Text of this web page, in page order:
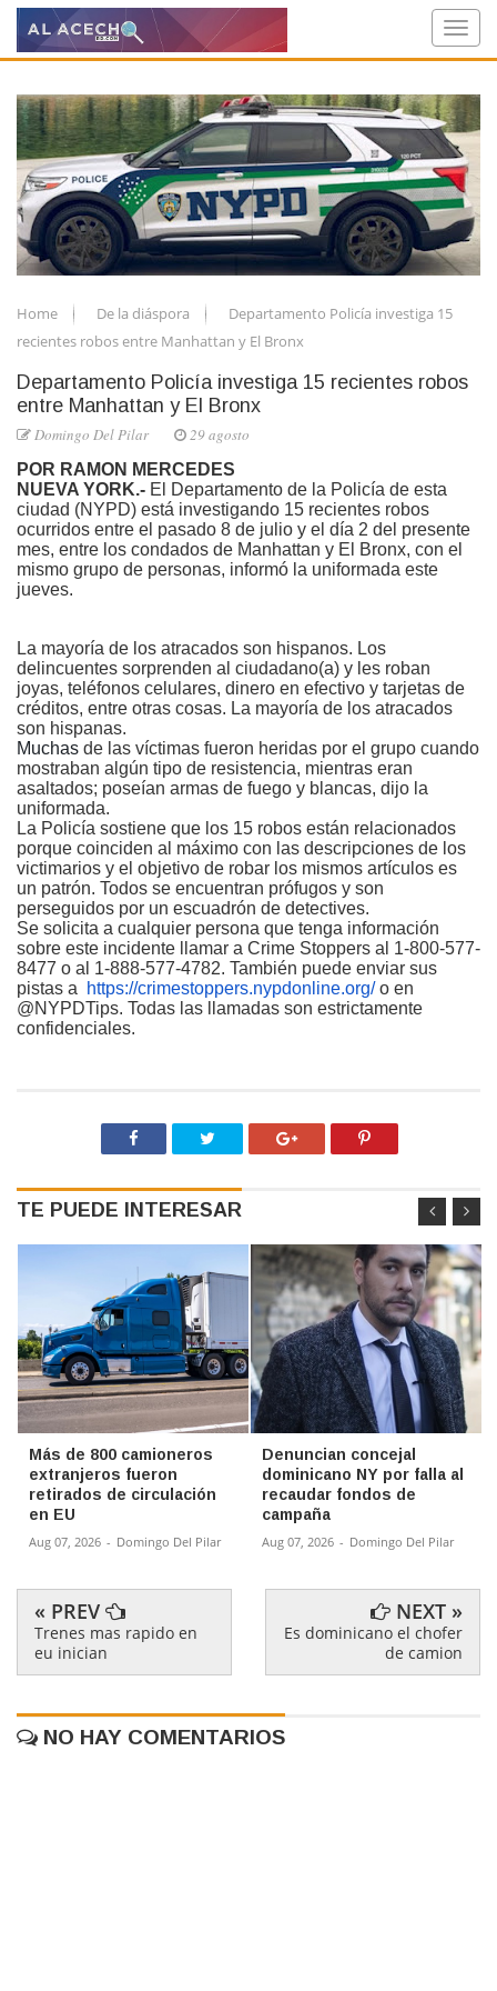
Home De la diáspora
Departamento Policía investiga 15
recientes robos entre Manhattan y El Bronx
Departamento Policía investiga 15 recientes robos
entre Manhattan y El Bronx
Domingo Del Pilar 29 agosto
POR RAMON MERCEDES
NUEVA YORK.- El Departamento de la Policía de esta
ciudad (NYPD) está investigando 15 recientes robos
ocurridos entre el pasado 8 de julio y el día 2 del presente
mes, entre los condados de Manhattan y El Bronx, con el
mismo grupo de personas, informó la uniformada este
jueves.
La mayoría de los atracados son hispanos. Los
delincuentes sorprenden al ciudadano(a) y les roban
joyas, teléfonos celulares, dinero en efectivo y tarjetas de
créditos, entre otras cosas. La mayoría de los atracados
son hispanas.
Muchas de las víctimas fueron heridas por el grupo cuando
mostraban algún tipo de resistencia, mientras eran
asaltados; poseían armas de fuego y blancas, dijo la
uniformada.
La Policía sostiene que los 15 robos están relacionados
porque coinciden al máximo con las descripciones de los
victimarios y el objetivo de robar los mismos artículos es
un patrón. Todos se encuentran prófugos y son
perseguidos por un escuadrón de detectives.
Se solicita a cualquier persona que tenga información
sobre este incidente llamar a Crime Stoppers al 1-800-577-
8477 o al 1-888-577-4782. También puede enviar sus
pistas a
https://crimestoppers.nypdonline.org/o en
@NYPDTips. Todas las llamadas son estrictamente
confidenciales.
TE PUEDE INTERESAR
Más de 800 camioneros
extranjeros fueron
retirados de circulación
en EU
Aug 07, 2026 - Domingo Del Pilar
Denuncian concejal
dominicano NY por falla al
recaudar fondos de
campaña
Aug 07, 2026 - Domingo Del Pilar
« PREV
Trenes mas rapido en
eu inician
NEXT »
Es dominicano el chofer
de camion
NO HAY COMENTARIOS